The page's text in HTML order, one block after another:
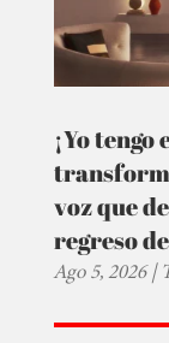
¡Yo
voz que
regreso
Ago 5, 2026|